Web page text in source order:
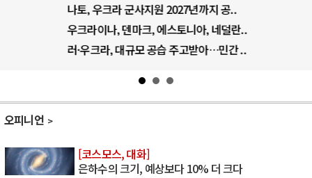
나토, 우크라 군사지원 2027년까지 공..
우크라이나, 덴마크, 에스토니아, 네덜란..
러·우크라, 대규모 공습 주고받아…민간 ..
오피니언
[코스모스, 대화]
은하수의 크기, 예상보다 10% 더 크다